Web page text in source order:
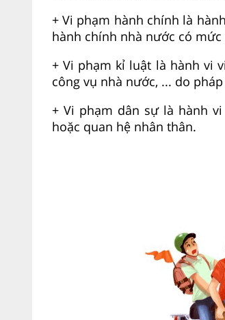
+ Vi phạm hành chính là
hành chính nhà nước có
+ Vi phạm kỉ luật là hành vi
công vụ nhà nước, ... do
+ Vi phạm dân sự là hành
hoặc quan hệ nhân thân.